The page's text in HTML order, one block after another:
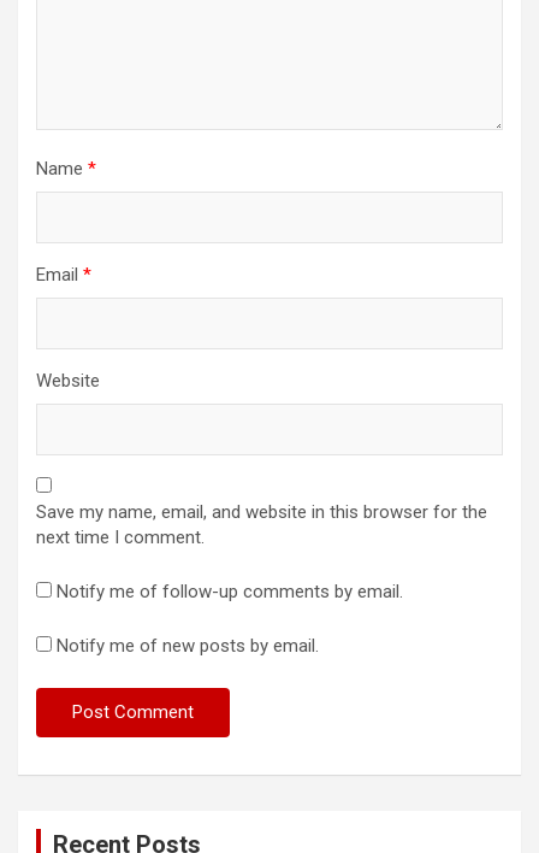
Name *
Email *
Website
Save my name, email, and website in this browser for the
next time I comment.
Notify me of follow-up comments by email.
Notify me of new posts by email.
Recent Posts